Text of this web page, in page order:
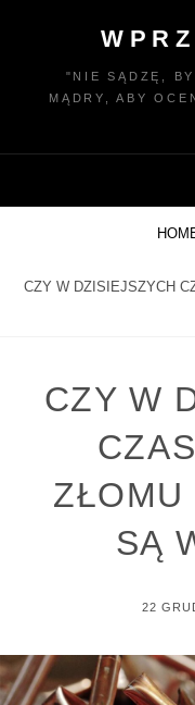
"NIE SĄDZĘ,
MĄDRY, ABY
CZY W DZISIEJSZYCH
CZY W
ZŁOMU
SĄ
22